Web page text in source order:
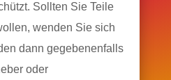
Sollten Sie Teile
wenden Sie sich
dann gegebenenfalls
oder